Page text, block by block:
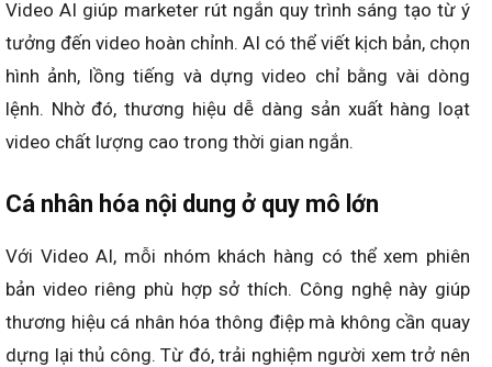
Video AI giúp marketer rút ngắn quy trình sáng tạo từ ý
tưởng đến video hoàn chỉnh. AI có thể viết kịch bản, chọn
hình ảnh, lồng tiếng và dựng video chỉ bằng vài dòng
lệnh. Nhờ đó, thương hiệu dễ dàng sản xuất hàng loạt
video chất lượng cao trong thời gian ngắn.
Cá nhân hóa nội dung ở quy mô lớn
Với Video AI, mỗi nhóm khách hàng có thể xem phiên
bản video riêng phù hợp sở thích. Công nghệ này giúp
thương hiệu cá nhân hóa thông điệp mà không cần quay
dựng lại thủ công. Từ đó, trải nghiệm người xem trở nên